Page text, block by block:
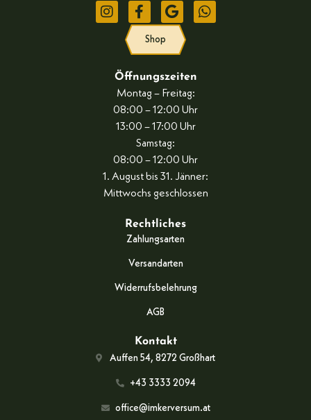
Shop
Öffnungszeiten
Montag – Freitag:
08:00 – 12:00 Uhr
13:00 – 17:00 Uhr
Samstag:
08:00 – 12:00 Uhr
1. August bis 31. Jänner:
Mittwochs geschlossen
Rechtliches
Zahlungsarten
Versandarten
Widerrufsbelehrung
AGB
Kontakt
Auffen 54, 8272 Großhart
+43 3333 2094
office@imkerversum.at